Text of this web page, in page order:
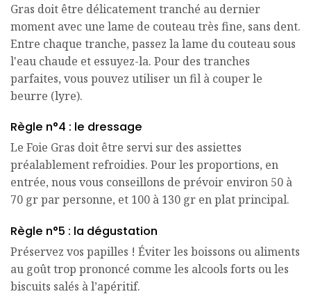
Gras doit être délicatement tranché au dernier
moment avec une lame de couteau très fine, sans dent.
Entre chaque tranche, passez la lame du couteau sous
l'eau chaude et essuyez-la. Pour des tranches
parfaites, vous pouvez utiliser un fil à couper le
beurre (lyre).
Règle n°4 : le dressage
Le Foie Gras doit être servi sur des assiettes
préalablement refroidies. Pour les proportions, en
entrée, nous vous conseillons de prévoir environ 50 à
70 gr par personne, et 100 à 130 gr en plat principal.
Règle n°5 : la dégustation
Préservez vos papilles ! Éviter les boissons ou aliments
au goût trop prononcé comme les alcools forts ou les
biscuits salés à l’apéritif.